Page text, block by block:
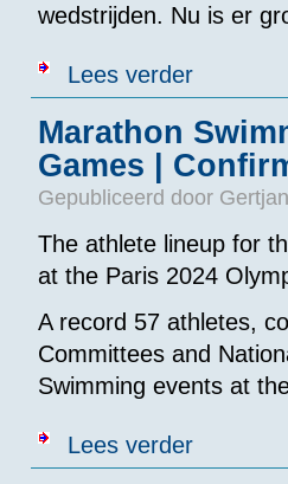
wedstrijden. Nu is er
Lees verderover Seine
Marathon
Games |
Gepubliceerd door
The athlete lineup for
at the Paris 2024
A record 57 athletes,
Committees and
Swimming events at
Lees verderover